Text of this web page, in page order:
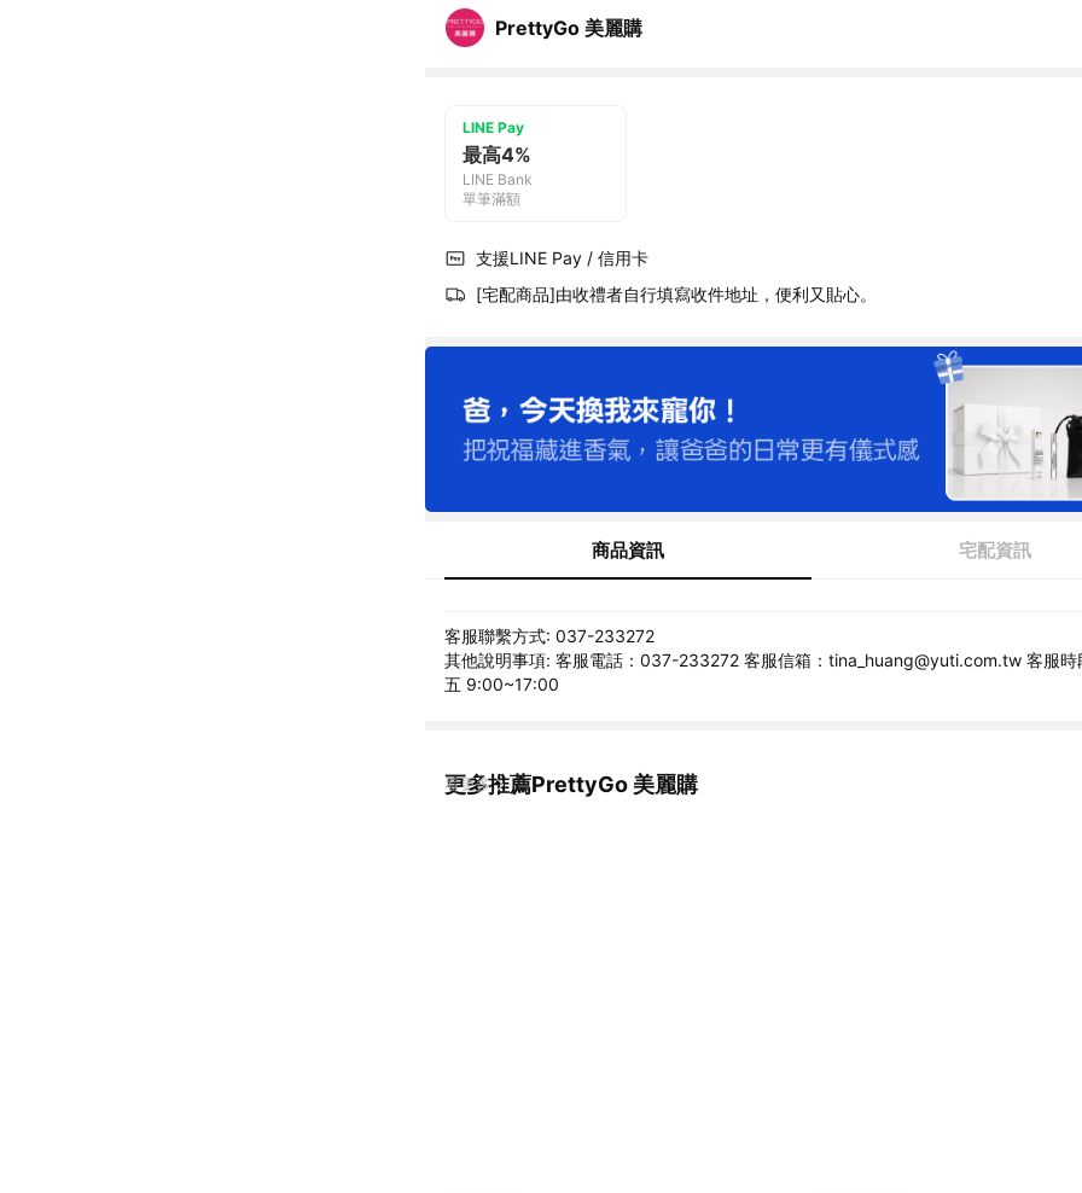
PrettyGo 美麗購
LINE Pay
最高4%
LINE Bank
單筆滿額
支援LINE Pay / 信用卡
[宅配商品]由收禮者自行填寫收件地址，便利又貼心。
商品資訊 宅配資訊
客服聯繫方式: 037-233272
其他說明事項: 客服電話：037-233272 客服信箱：tina_huang@yuti.com.tw 客服時
五 9:00~17:00
更多推薦PrettyGo 美麗購
看更多